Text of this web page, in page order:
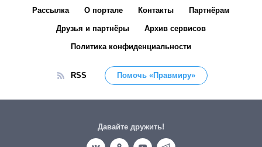
Рассылка О портале Контакты Партнёрам
Друзья и партнёры Архив сервисов
Политика конфиденциальности
RSS Помочь «Правмиру»
Давайте дружить!